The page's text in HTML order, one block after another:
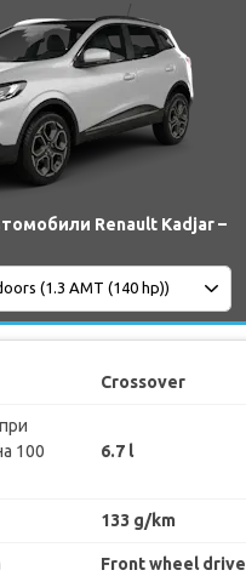
Renault Kadjar –
Crossover
100
6.7 l
133 g/km
Front wheel drive